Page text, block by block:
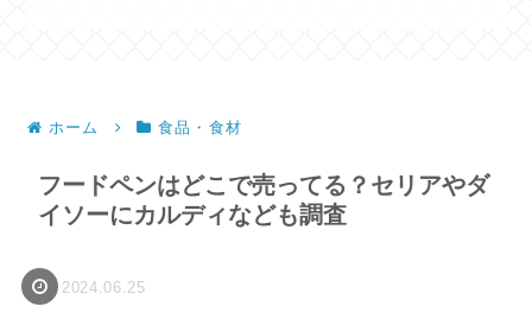
ホーム 食品・食材
フードペンはどこで売ってる？セリアやダ
イソーにカルディなども調査
2024.06.25